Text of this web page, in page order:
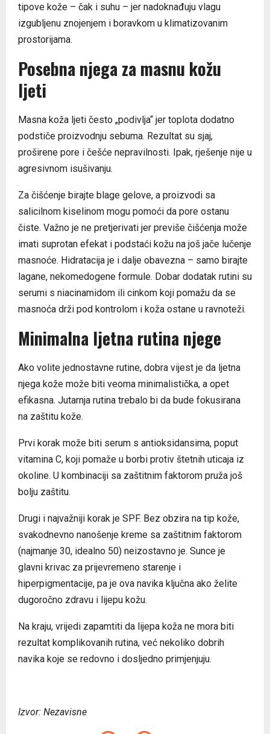
tipove kože – čak i suhu – jer nadoknađuju vlagu
izgubljenu znojenjem i boravkom u klimatizovanim
prostorijama.
Posebna njega za masnu kožu
ljeti
Masna koža ljeti često „podivlja“ jer toplota dodatno
podstiče proizvodnju sebuma. Rezultat su sjaj,
proširene pore i češće nepravilnosti. Ipak, rješenje nije u
agresivnom isušivanju.
Za čišćenje birajte blage gelove, a proizvodi sa
salicilnom kiselinom mogu pomoći da pore ostanu
čiste. Važno je ne pretjerivati jer previše čišćenja može
imati suprotan efekat i podstaći kožu na još jače lučenje
masnoće. Hidratacija je i dalje obavezna – samo birajte
lagane, nekomedogene formule. Dobar dodatak rutini su
serumi s niacinamidom ili cinkom koji pomažu da se
masnoća drži pod kontrolom i koža ostane u ravnoteži.
Minimalna ljetna rutina njege
Ako volite jednostavne rutine, dobra vijest je da ljetna
njega kože može biti veoma minimalistička, a opet
efikasna. Jutarnja rutina trebalo bi da bude fokusirana
na zaštitu kože.
Prvi korak može biti serum s antioksidansima, poput
vitamina C, koji pomaže u borbi protiv štetnih uticaja iz
okoline. U kombinaciji sa zaštitnim faktorom pruža još
bolju zaštitu.
Drugi i najvažniji korak je SPF. Bez obzira na tip kože,
svakodnevno nanošenje kreme sa zaštitnim faktorom
(najmanje 30, idealno 50) neizostavno je. Sunce je
glavni krivac za prijevremeno starenje i
hiperpigmentacije, pa je ova navika ključna ako želite
dugoročno zdravu i lijepu kožu.
Na kraju, vrijedi zapamtiti da lijepa koža ne mora biti
rezultat komplikovanih rutina, već nekoliko dobrih
navika koje se redovno i dosljedno primjenjuju.
Izvor: Nezavisne